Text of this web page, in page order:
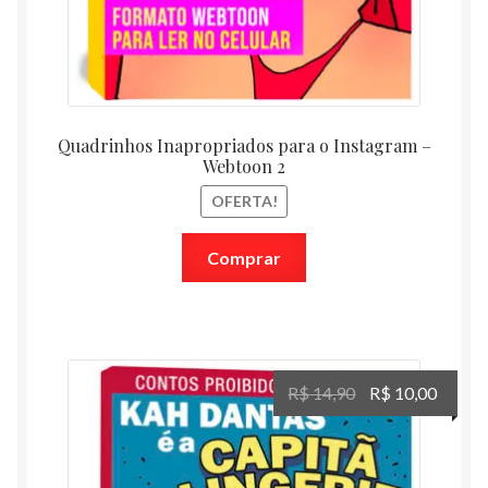
Quadrinhos Inapropriados para o Instagram –
Webtoon 2
OFERTA!
Comprar
R$14,90
O
preço
original
era:
R$ 10,00O
preço